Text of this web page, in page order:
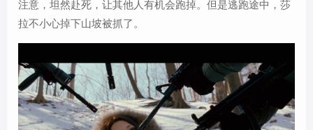
注意，坦然赴死，让其他人有机会跑掉。但是逃跑途中，莎
拉不小心掉下山坡被抓了。